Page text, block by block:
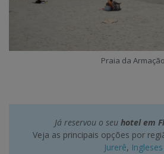
Praia da Armação
Já reservou o seu hotel em
Veja as principais opções por
Jurerê, Ingleses